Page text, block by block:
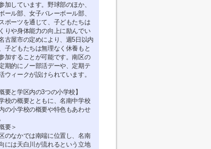
加しています。野球部のほか、
ール部、女子バレーボール部、
ポーツを通じて、子どもたちは
りや身体能力の向上に励んでい
古屋市の定めにより、週5日以内
子どもたちは無理なく休養もと
加することが可能です。南区の
期的にノー部活デーや、定期テ
ウィークが設けられています。
要と学区内の3つの小学校】
校の概要とともに、名南中学校
の小学校の概要や特色もあわせ
要＞
のなかでは南端に位置し、名南
には天白川が流れるという立地